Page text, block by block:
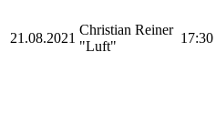
21.08.2021
Christian Reiner
"Luft"
17:30